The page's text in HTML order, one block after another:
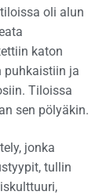
oli alun
katon
puhkaistiin ja
Tiloissa
sen pölyäkin.
jonka
tullin